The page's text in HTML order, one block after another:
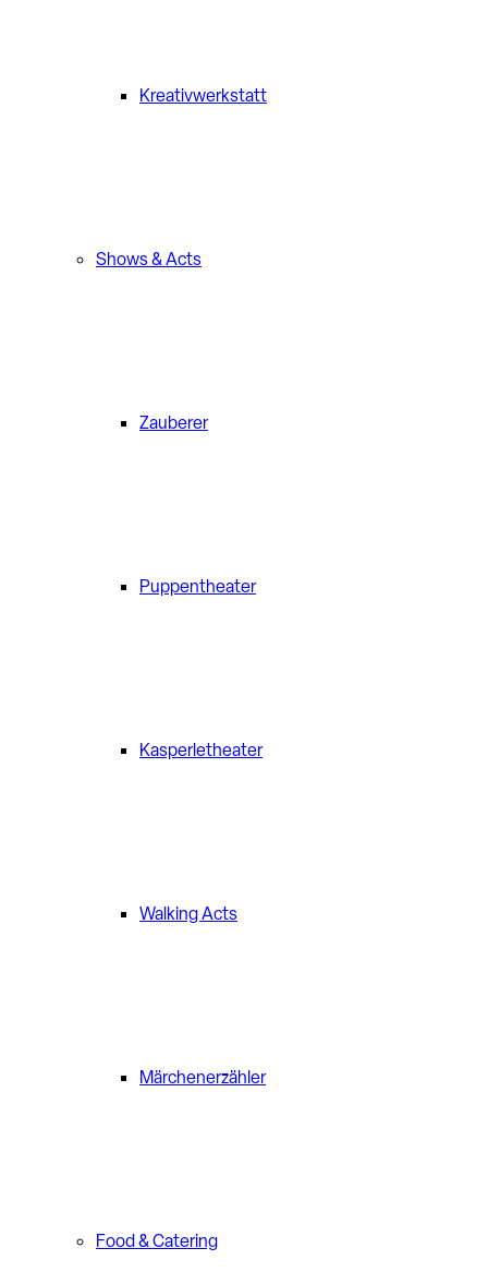
Kreativwerkstatt
Shows & Acts
Zauberer
Puppentheater
Kasperletheater
Walking Acts
Märchenerzähler
Food & Catering